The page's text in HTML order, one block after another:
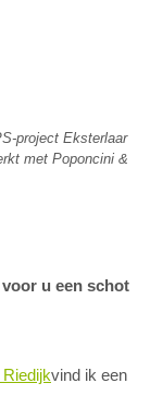
project Eksterlaar
met Poponcini &
u een schot
vind ik een